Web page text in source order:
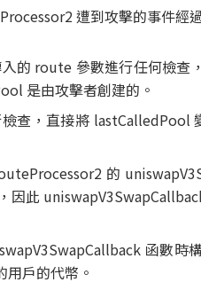
遭到攻擊的事件經
的 route 參數進行任何檢查
是由攻擊者創建的。
查，直接將 lastCalledPool
的
此
函數時
戶的代幣。